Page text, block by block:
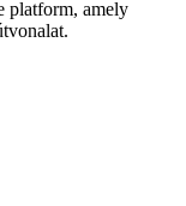
platform, amely